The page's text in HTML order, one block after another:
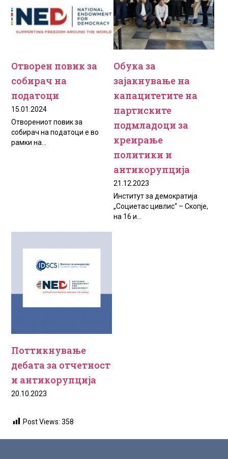
Отворен повик за
собирач на
податоци
15.01.2024
Отворениот повик за
собирач на податоци е во
рамки на...
Обука за
зајакнување на
капацитетите на
партиските
подмладоци за
креирање
политики и
антикорупција
21.12.2023
Институт за демократија
„Социетас цивлис“ – Скопје,
на 16 и...
Поттикнување
дебата за отчетност
и антикорупција
20.10.2023
Post Views: 358